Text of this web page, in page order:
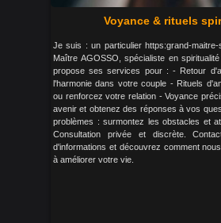
Voyance & rituels
Je suis : un particulier https:grand-maitre-
Maître AGOSSO, spécialiste en
propose ses services pour : - Retour
l'harmonie dans votre couple - Rituels
ou renforcez votre relation - Voyance
avenir et obtenez des réponses à vos
problèmes : surmontez les obstacles et
Consultation privée et discrète.
d'informations et découvrez comment
à améliorer votre vie.